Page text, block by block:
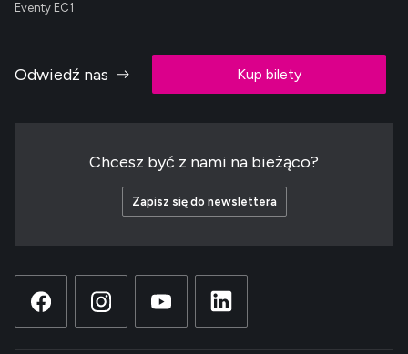
Eventy EC1
Odwiedź nas Kup bilety
Chcesz być z nami na bieżąco?
Zapisz się do newslettera